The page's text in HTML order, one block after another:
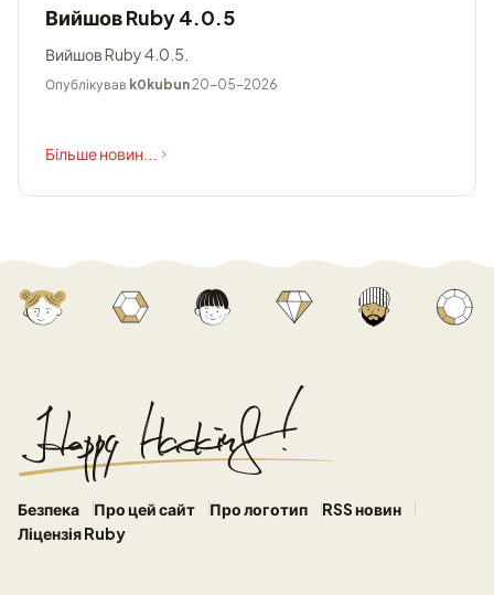
Вийшов Ruby 4.0.5
Вийшов Ruby 4.0.5.
Опублікував k0kubun20-05-2026
Більше новин...
Безпека Про цей сайт Про логотип
RSS новин
Ліцензія Ruby